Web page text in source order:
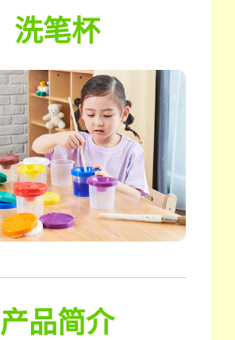
洗笔杯
产品简介